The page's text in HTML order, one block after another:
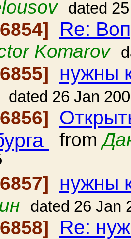
dated
Re:
Komarov
нужны
dated 26 Jan
from
нужны
dated 26 Jan
Re: